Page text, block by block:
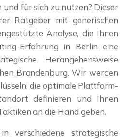
für sich zu nutzen? Dieser
Ratgeber mit generischen
Analyse, die Ihnen
Erfahrung in Berlin eine
Herangehensweise
Brandenburg. Wir werden
die optimale Plattform-
definieren und Ihnen
an die Hand geben.
verschiedene strategische